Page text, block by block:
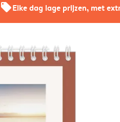
offersElke dag lage prijzen, met